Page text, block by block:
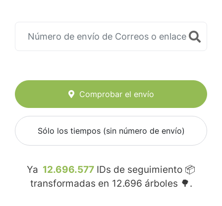
Comprobar el envío
Sólo los tiempos (sin número de envío)
Ya 12.696.577 IDs de seguimiento 📦
transformadas en 12.696 árboles 🌳.